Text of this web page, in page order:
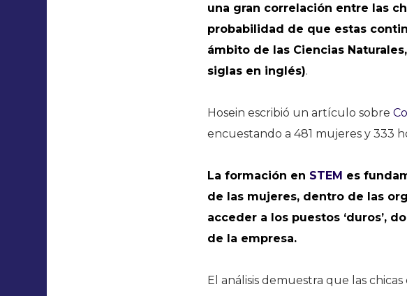
una gran correlación entre las
probabilidad de que estas
ámbito de las Ciencias
siglas en inglés).
Hosein escribió un artículo sobre
encuestando a 481 mujeres y 333
La formación en STEM es
de las mujeres, dentro de las
acceder a los puestos ‘duros’,
de la empresa.
El análisis demuestra que las